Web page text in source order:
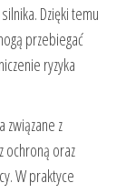
Dzięki temu
przebiegać
ryzyka
związane z
ochroną oraz
W praktyce